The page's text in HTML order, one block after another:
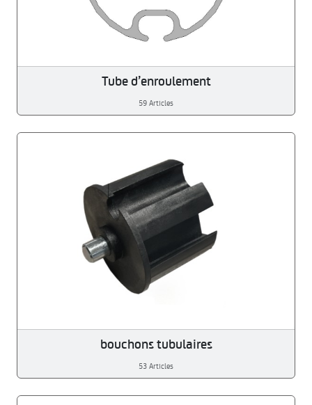
Tube d’enroulement
59 Articles
bouchons tubulaires
53 Articles